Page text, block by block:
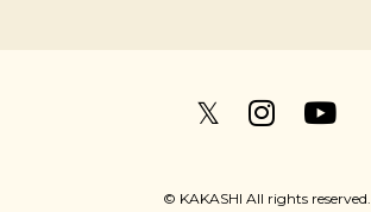
𝕏
© KAKASHI All rights reserved.